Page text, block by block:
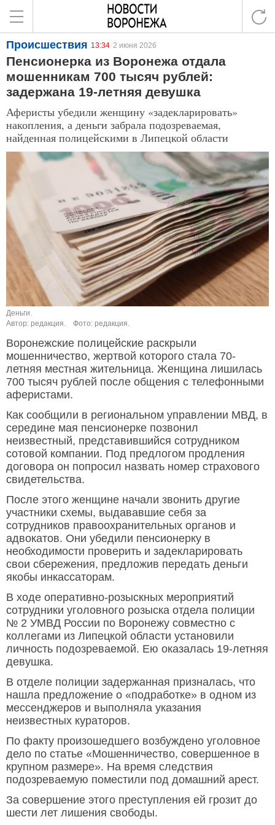
Происшествия 13:34 2 июня 2026
Пенсионерка из Воронежа отдала
мошенникам 700 тысяч рублей:
задержана 19-летняя девушка
Аферисты убедили женщину «задекларировать»
накопления, а деньги забрала подозреваемая,
найденная полицейскими в Липецкой области
Деньги.
Автор: редакция.
Фото: редакция.
Воронежские полицейские раскрыли
мошенничество, жертвой которого стала 70-
летняя местная жительница. Женщина лишилась
700 тысяч рублей после общения с телефонными
аферистами.
Как сообщили в региональном управлении МВД, в
середине мая пенсионерке позвонил
неизвестный, представившийся сотрудником
сотовой компании. Под предлогом продления
договора он попросил назвать номер страхового
свидетельства.
После этого женщине начали звонить другие
участники схемы, выдававшие себя за
сотрудников правоохранительных органов и
адвокатов. Они убедили пенсионерку в
необходимости проверить и задекларировать
свои сбережения, предложив передать деньги
якобы инкассаторам.
В ходе оперативно-розыскных мероприятий
сотрудники уголовного розыска отдела полиции
№ 2 УМВД России по Воронежу совместно с
коллегами из Липецкой области установили
личность подозреваемой. Ею оказалась 19-летняя
девушка.
В отделе полиции задержанная призналась, что
нашла предложение о «подработке» в одном из
мессенджеров и выполняла указания
неизвестных кураторов.
По факту произошедшего возбуждено уголовное
дело по статье «Мошенничество, совершенное в
крупном размере». На время следствия
подозреваемую поместили под домашний арест.
За совершение этого преступления ей грозит до
шести лет лишения свободы.